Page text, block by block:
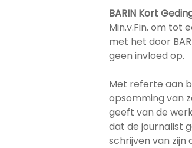
BARIN Kort
Min.v.Fin. om tot
met het door
geen invloed op.
Met referte aan
opsomming van
geeft van de
dat de journalist
schrijven van